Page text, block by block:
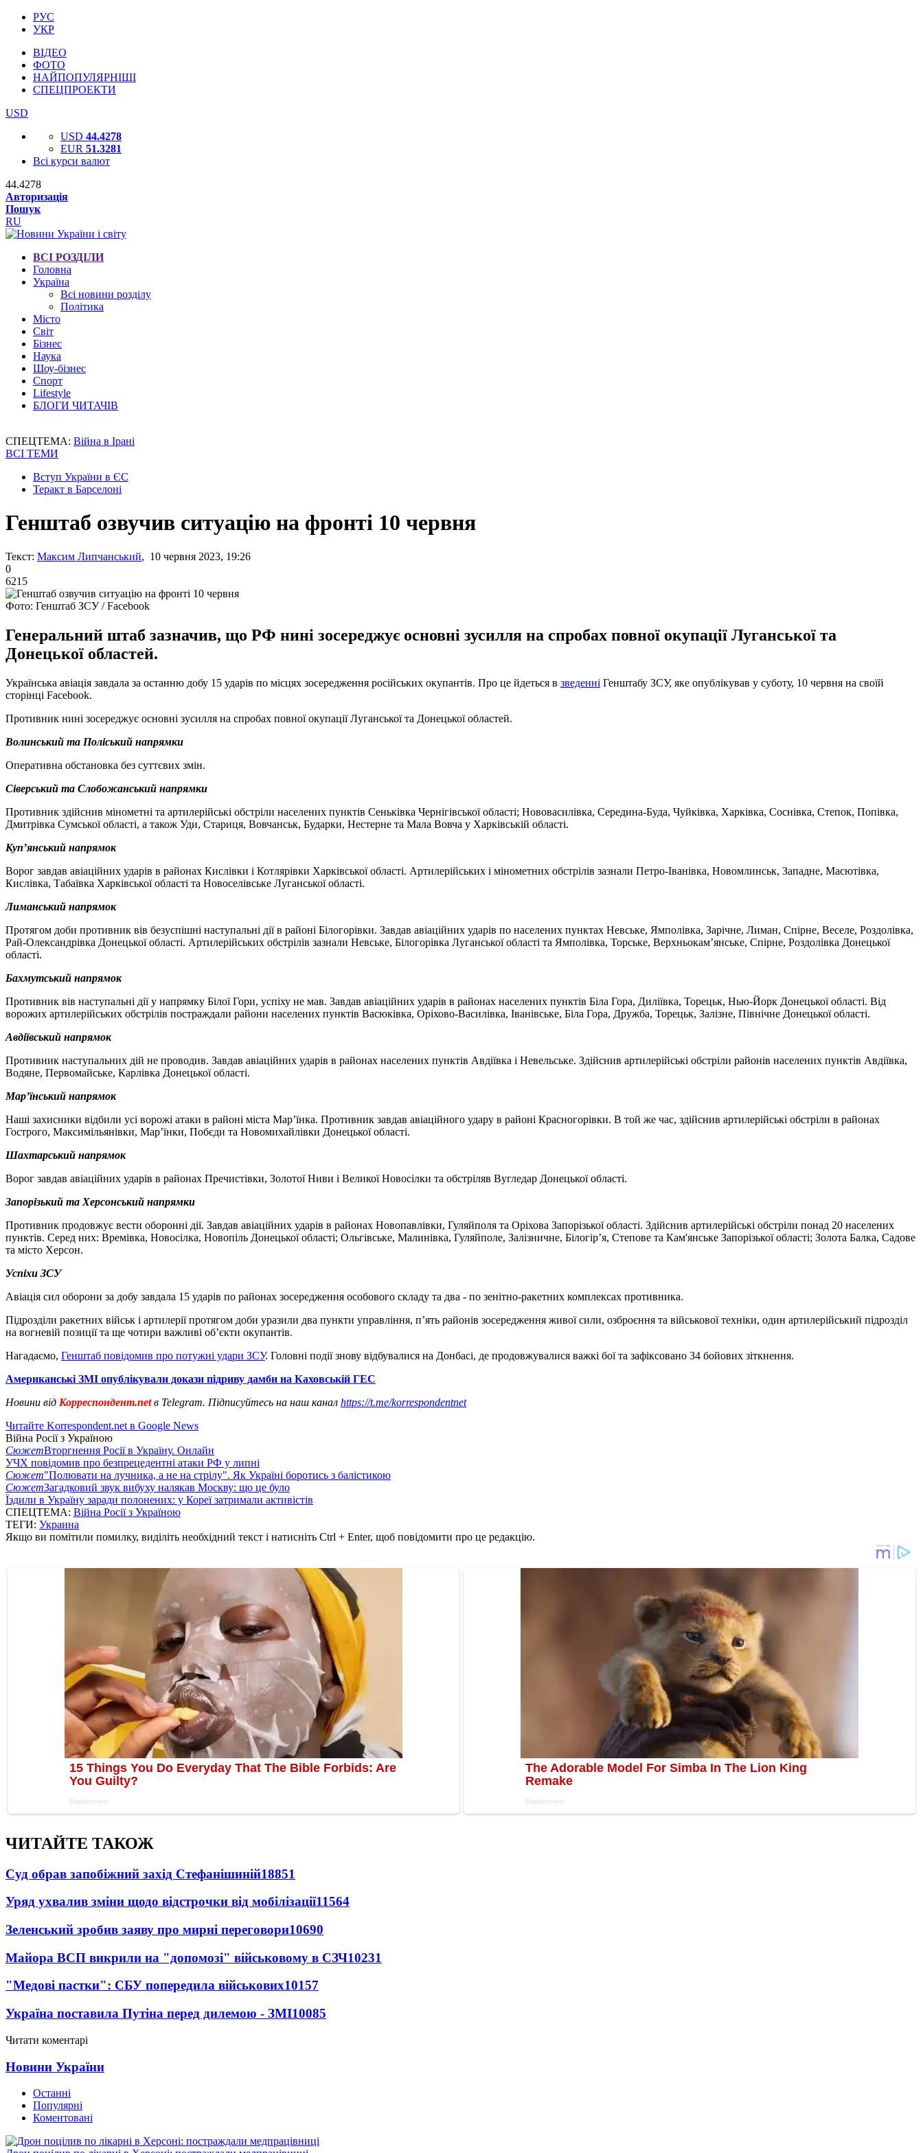
РУС
УКР
ВІДЕО
ФОТО
НАЙПОПУЛЯРНІШІ
СПЕЦПРОЕКТИ
USD
USD 44.4278
EUR 51.3281
Всі курси валют
44.4278
Авторизація
Пошук
RU
ВСІ РОЗДІЛИ
Головна
Україна
Всі новини розділу
Політика
Місто
Світ
Бізнес
Наука
Шоу-бізнес
Спорт
Lifestyle
БЛОГИ ЧИТАЧІВ
СПЕЦТЕМА: Війна в Ірані
ВСІ ТЕМИ
Вступ України в ЄС
Теракт в Барселоні
Генштаб озвучив ситуацію на фронті 10 червня
Текст: Максим Липчанський, 10 червня 2023, 19:26
0
6215
Фото: Генштаб ЗСУ / Facebook
Генеральний штаб зазначив, що РФ нині зосереджує основні зусилля на спробах повної окупації Луганської та
Донецької областей.
Українська авіація завдала за останню добу 15 ударів по місцях зосередження російських окупантів. Про це йдеться в зведенні Генштабу ЗСУ, яке опублікував у суботу, 10 червня на своїй
сторінці Facebook.
Противник нині зосереджує основні зусилля на спробах повної окупації Луганської та Донецької областей.
Волинський та Поліський напрямки
Оперативна обстановка без суттєвих змін.
Сіверський та Слобожанський напрямки
Противник здійснив мінометні та артилерійські обстріли населених пунктів Сеньківка Чернігівської області; Нововасилівка, Середина-Буда, Чуйківка, Харківка, Соснівка, Степок, Попівка,
Дмитрівка Сумської області, а також Уди, Стариця, Вовчанськ, Бударки, Нестерне та Мала Вовча у Харківській області.
Куп’янський напрямок
Ворог завдав авіаційних ударів в районах Кислівки і Котлярівки Харківської області. Артилерійських і мінометних обстрілів зазнали Петро-Іванівка, Новомлинськ, Западне, Масютівка,
Кислівка, Табаївка Харківської області та Новоселівське Луганської області.
Лиманський напрямок
Протягом доби противник вів безуспішні наступальні дії в районі Білогорівки. Завдав авіаційних ударів по населених пунктах Невське, Ямполівка, Зарічне, Лиман, Спірне, Веселе, Роздолівка,
Рай-Олександрівка Донецької області. Артилерійських обстрілів зазнали Невське, Білогорівка Луганської області та Ямполівка, Торське, Верхньокам’янське, Спірне, Роздолівка Донецької
області.
Бахмутський напрямок
Противник вів наступальні дії у напрямку Білої Гори, успіху не мав. Завдав авіаційних ударів в районах населених пунктів Біла Гора, Диліївка, Торецьк, Нью-Йорк Донецької області. Від
ворожих артилерійських обстрілів постраждали райони населених пунктів Васюківка, Оріхово-Василівка, Іванівське, Біла Гора, Дружба, Торецьк, Залізне, Північне Донецької області.
Авдіївський напрямок
Противник наступальних дій не проводив. Завдав авіаційних ударів в районах населених пунктів Авдіївка і Невельське. Здійснив артилерійські обстріли районів населених пунктів Авдіївка,
Водяне, Первомайське, Карлівка Донецької області.
Мар’їнський напрямок
Наші захисники відбили усі ворожі атаки в районі міста Мар’їнка. Противник завдав авіаційного удару в районі Красногорівки. В той же час, здійснив артилерійські обстріли в районах
Гострого, Максимільянівки, Мар’їнки, Побєди та Новомихайлівки Донецької області.
Шахтарський напрямок
Ворог завдав авіаційних ударів в районах Пречистівки, Золотої Ниви і Великої Новосілки та обстріляв Вугледар Донецької області.
Запорізький та Херсонський напрямки
Противник продовжує вести оборонні дії. Завдав авіаційних ударів в районах Новопавлівки, Гуляйполя та Оріхова Запорізької області. Здійснив артилерійські обстріли понад 20 населених
пунктів. Серед них: Времівка, Новосілка, Новопіль Донецької області; Ольгівське, Малинівка, Гуляйполе, Залізничне, Білогір’я, Степове та Кам'янське Запорізької області; Золота Балка, Садове
та місто Херсон.
Успіхи ЗСУ
Авіація сил оборони за добу завдала 15 ударів по районах зосередження особового складу та два - по зенітно-ракетних комплексах противника.
Підрозділи ракетних військ і артилерії протягом доби уразили два пункти управління, пʼять районів зосередження живої сили, озброєння та військової техніки, один артилерійський підрозділ
на вогневій позиції та ще чотири важливі об’єкти окупантів.
Нагадаємо, Генштаб повідомив про потужні удари ЗСУ. Головні події знову відбувалися на Донбасі, де продовжувалися важкі бої та зафіксовано 34 бойових зіткнення.
Американські ЗМІ опублікували докази підриву дамби на Каховській ГЕС
Новини від Корреспондент.netв Telegram. Підписуйтесь на наш канал https://t.me/korrespondentnet
Читайте Korrespondent.net в Google News
Війна Росії з Україною
СюжетВторгнення Росії в Україну. Онлайн
УЧХ повідомив про безпрецедентні атаки РФ у липні
Сюжет"Полювати на лучника, а не на стрілу". Як Україні боротись з балістикою
СюжетЗагадковий звук вибуху налякав Москву: що це було
Їздили в Україну заради полонених: у Кореї затримали активістів
СПЕЦТЕМА: Війна Росії з Україною
ТЕГИ: Украина
Якщо ви помітили помилку, виділіть необхідний текст і натисніть Ctrl + Enter, щоб повідомити про це редакцію.
ЧИТАЙТЕ ТАКОЖ
Суд обрав запобіжний захід Стефанішиній18851
Уряд ухвалив зміни щодо відстрочки від мобілізації11564
Зеленський зробив заяву про мирні переговори10690
Майора ВСП викрили на "допомозі" військовому в СЗЧ10231
"Медові пастки": СБУ попередила військових10157
Україна поставила Путіна перед дилемою - ЗМІ10085
Читати коментарі
Новини України
Останні
Популярні
Коментовані